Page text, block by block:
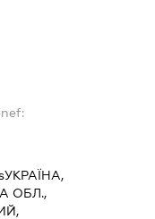
УКРАЇНА,
ОБЛ.,